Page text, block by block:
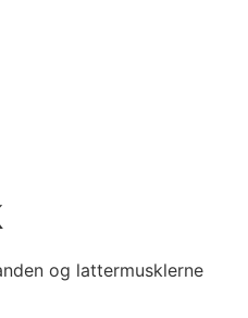
og lattermusklerne